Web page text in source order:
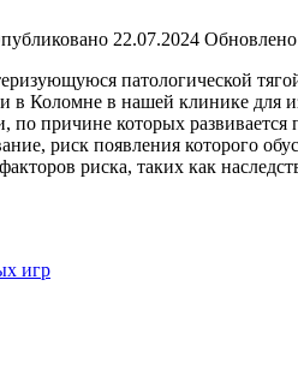
22.07.2024 Обновлено
патологической
Коломне в нашей клинике для
причине которых
риск появления которого
факторов риска, таких как
игр